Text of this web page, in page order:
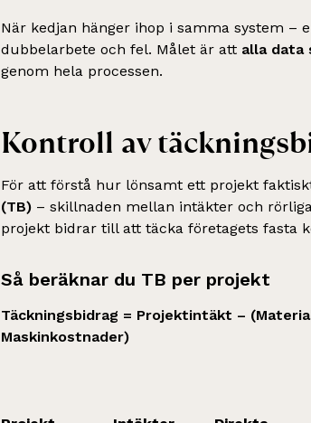
När kedjan hänger ihop i samma system –
dubbelarbete och fel. Målet är att alla data
genom hela processen.
Kontroll av
För att förstå hur lönsamt ett projekt
(TB) – skillnaden mellan intäkter och
projekt bidrar till att täcka företagets fasta
Så beräknar du TB per projekt
Täckningsbidrag = Projektintäkt –
Maskinkostnader)